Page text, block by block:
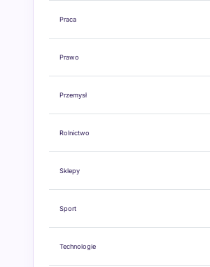
Praca
Prawo
Przemysł
Rolnictwo
Sklepy
Sport
Technologie